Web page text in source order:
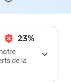
23%
de la